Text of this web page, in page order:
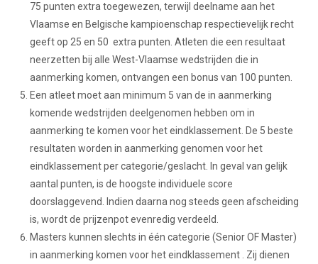
75 punten extra toegewezen, terwijl deelname aan het
Vlaamse en Belgische kampioenschap respectievelijk recht
geeft op 25 en 50 extra punten. Atleten die een resultaat
neerzetten bij alle West-Vlaamse wedstrijden die in
aanmerking komen, ontvangen een bonus van 100 punten.
Een atleet moet aan minimum 5 van de in aanmerking
komende wedstrijden deelgenomen hebben om in
aanmerking te komen voor het eindklassement. De 5 beste
resultaten worden in aanmerking genomen voor het
eindklassement per categorie/geslacht. In geval van gelijk
aantal punten, is de hoogste individuele score
doorslaggevend. Indien daarna nog steeds geen afscheiding
is, wordt de prijzenpot evenredig verdeeld.
Masters kunnen slechts in één categorie (Senior OF Master)
in aanmerking komen voor het eindklassement . Zij dienen